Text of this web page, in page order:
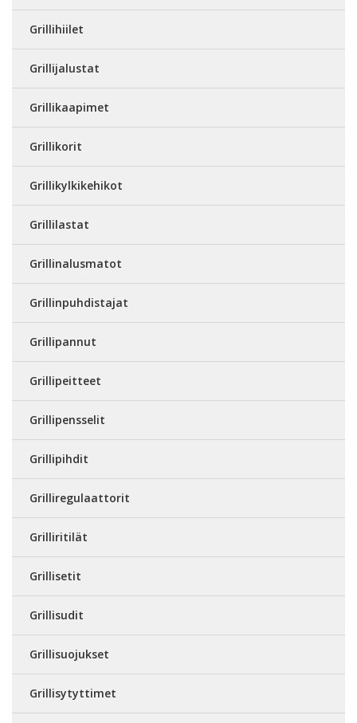
Grillihiilet
Grillijalustat
Grillikaapimet
Grillikorit
Grillikylkikehikot
Grillilastat
Grillinalusmatot
Grillinpuhdistajat
Grillipannut
Grillipeitteet
Grillipensselit
Grillipihdit
Grilliregulaattorit
Grilliritilät
Grillisetit
Grillisudit
Grillisuojukset
Grillisytyttimet